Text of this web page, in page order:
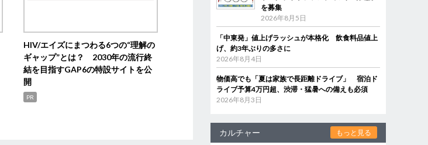
HIV/エイズにまつわる6つの“理解の
ギャップ”とは？ 2030年の流行終
結を目指すGAP6の特設サイトを公
開
PR
を募集
2026年8月5日
「中東発」値上げラッシュが本格化 飲食料品値上
げ、約3年ぶりの多さに
2026年8月4日
物価高でも「夏は家族で長距離ドライブ」 宿泊ド
ライブ予算4万円超、渋滞・猛暑への備えも必須
2026年8月3日
カルチャー もっと見る